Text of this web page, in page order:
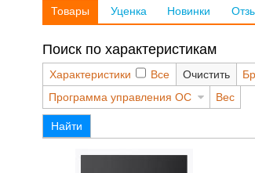
Товары Уценка Новинки
Поиск по характеристикам
Характеристики Все Очистить
Программа управления ОС
Вес
Найти